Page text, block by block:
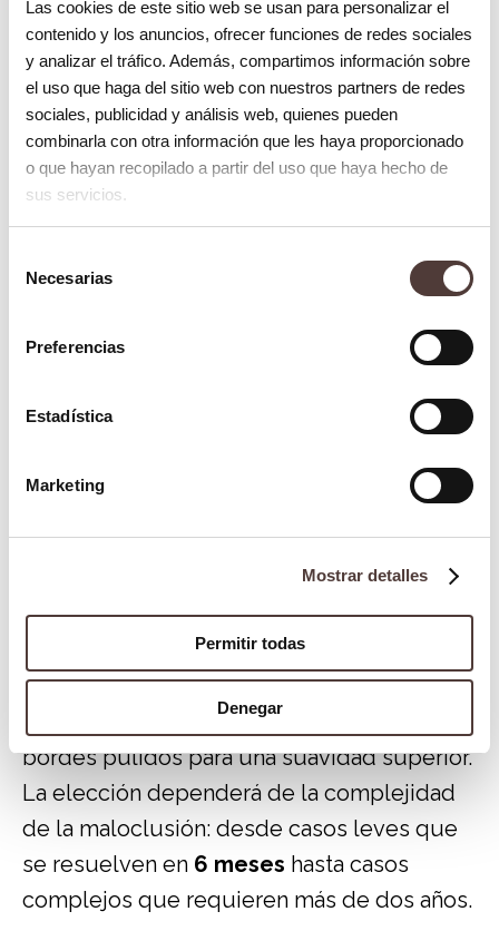
Las cookies de este sitio web se usan para personalizar el
contenido y los anuncios, ofrecer funciones de redes sociales
y analizar el tráfico. Además, compartimos información sobre
el uso que haga del sitio web con nuestros partners de redes
sociales, publicidad y análisis web, quienes pueden
combinarla con otra información que les haya proporcionado
o que hayan recopilado a partir del uso que haya hecho de
sus servicios.
Necesarias
Preferencias
Estadística
Marketing
Mostrar detalles
Permitir todas
Denegar
software
Mientras que Invisalign es pionero en la
generación de planes de tratamiento
virtuales con una precisión milimétrica,
Spark se enfoca en unaretención de
fuerza más avanzada y sostenida
proceso de corrección mediante
planificados.
¿Por qué en Clínica La Victoria
trabajamos con ambas marcas?
En nuestro compromiso por la vanguardia,
Invisalign sigue siendo nuestra opción de
referencia por su fiabilidad global, pero
Spark es una alternativa excelente para
quienes buscan un plus de transparencia y
bordes pulidos para una suavidad superior.
La elección dependerá de la complejidad
de la maloclusión: desde casos leves que
se resuelven en 6 meses hasta casos
complejos que requieren más de dos años.